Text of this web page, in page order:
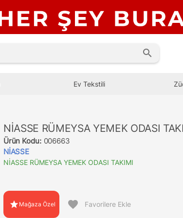
search
Ev Tekstili
NİASSE RÜMEYSA YEMEK ODASI
Ürün Kodu: 006663
NİASSE
NİASSE RÜMEYSA YEMEK ODASI TAKIMI
star Mağaza Özel favorite Favorilere Ekle